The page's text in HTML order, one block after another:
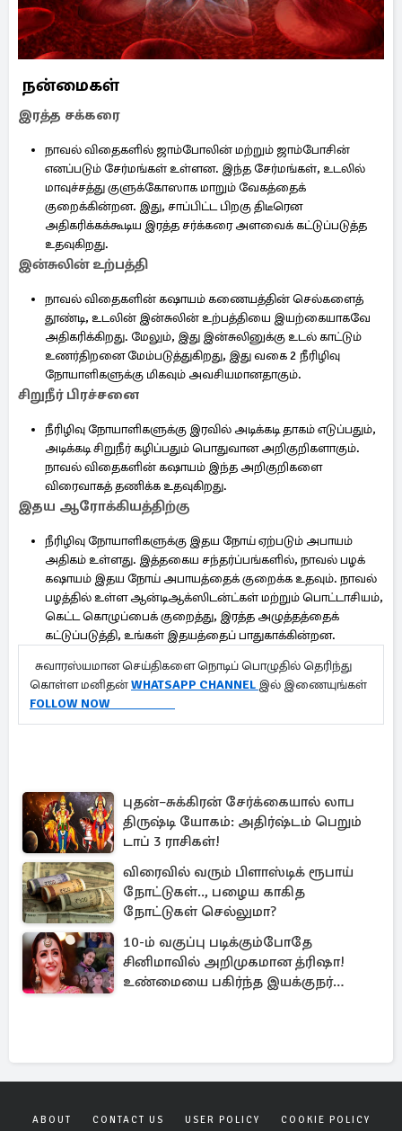
நன்மைகள்
இரத்த சக்கரை
நாவல் விதைகளில் ஜாம்போலின் மற்றும் ஜாம்போசின்
எனப்படும் சேர்மங்கள் உள்ளன. இந்த சேர்மங்கள், உடலில்
மாவுச்சத்து குளுக்கோஸாக மாறும் வேகத்தைக்
குறைக்கின்றன. இது, சாப்பிட்ட பிறகு திடீரென
அதிகரிக்கக்கூடிய இரத்த சர்க்கரை அளவைக் கட்டுப்படுத்த
உதவுகிறது.
இன்சுலின் உற்பத்தி
நாவல் விதைகளின் கஷாயம் கணையத்தின் செல்களைத்
தூண்டி, உடலின் இன்சுலின் உற்பத்தியை இயற்கையாகவே
அதிகரிக்கிறது. மேலும், இது இன்சுலினுக்கு உடல் காட்டும்
உணர்திறனை மேம்படுத்துகிறது, இது வகை 2 நீரிழிவு
நோயாளிகளுக்கு மிகவும் அவசியமானதாகும்.
சிறுநீர் பிரச்சனை
நீரிழிவு நோயாளிகளுக்கு இரவில் அடிக்கடி தாகம் எடுப்பதும்,
அடிக்கடி சிறுநீர் கழிப்பதும் பொதுவான அறிகுறிகளாகும்.
நாவல் விதைகளின் கஷாயம் இந்த அறிகுறிகளை
விரைவாகத் தணிக்க உதவுகிறது.
இதய ஆரோக்கியத்திற்கு
நீரிழிவு நோயாளிகளுக்கு இதய நோய் ஏற்படும் அபாயம்
அதிகம் உள்ளது. இத்தகைய சந்தர்ப்பங்களில், நாவல் பழக்
கஷாயம் இதய நோய் அபாயத்தைக் குறைக்க உதவும். நாவல்
பழத்தில் உள்ள ஆன்டிஆக்ஸிடன்ட்கள் மற்றும் பொட்டாசியம்,
கெட்ட கொழுப்பைக் குறைத்து, இரத்த அழுத்தத்தைக்
கட்டுப்படுத்தி, உங்கள் இதயத்தைப் பாதுகாக்கின்றன.
சுவாரஸ்யமான செய்திகளை நொடிப் பொழுதில் தெரிந்து
கொள்ள மனிதன்WHATSAPP CHANNEL இல் இணையுங்கள்
FOLLOW NOW
புதன்–சுக்கிரன் சேர்க்கையால் லாப
திருஷ்டி யோகம்: அதிர்ஷ்டம் பெறும்
டாப் 3 ராசிகள்!
விரைவில் வரும் பிளாஸ்டிக் ரூபாய்
நோட்டுகள்.., பழைய காகித
நோட்டுகள் செல்லுமா?
10-ம் வகுப்பு படிக்கும்போதே
சினிமாவில் அறிமுகமான த்ரிஷா!
உண்மையை பகிர்ந்த இயக்குநர்
ABOUT CONTACT US USER POLICY COOKIE POLICY